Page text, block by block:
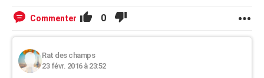
Commenter 0
Rat des champs
23 févr. 2016 à 23:52